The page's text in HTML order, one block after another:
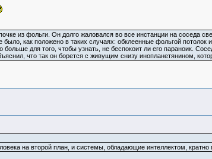
из фольги. Он долго жаловался во все инстанции на соседа
было, как положено в таких случаях: обклеенные фольгой
для того, чтобы узнать, не беспокоит ли его параноик.
что так он борется с живущим снизу инопланетянином,
на второй план, и системы, обладающие интеллектом,